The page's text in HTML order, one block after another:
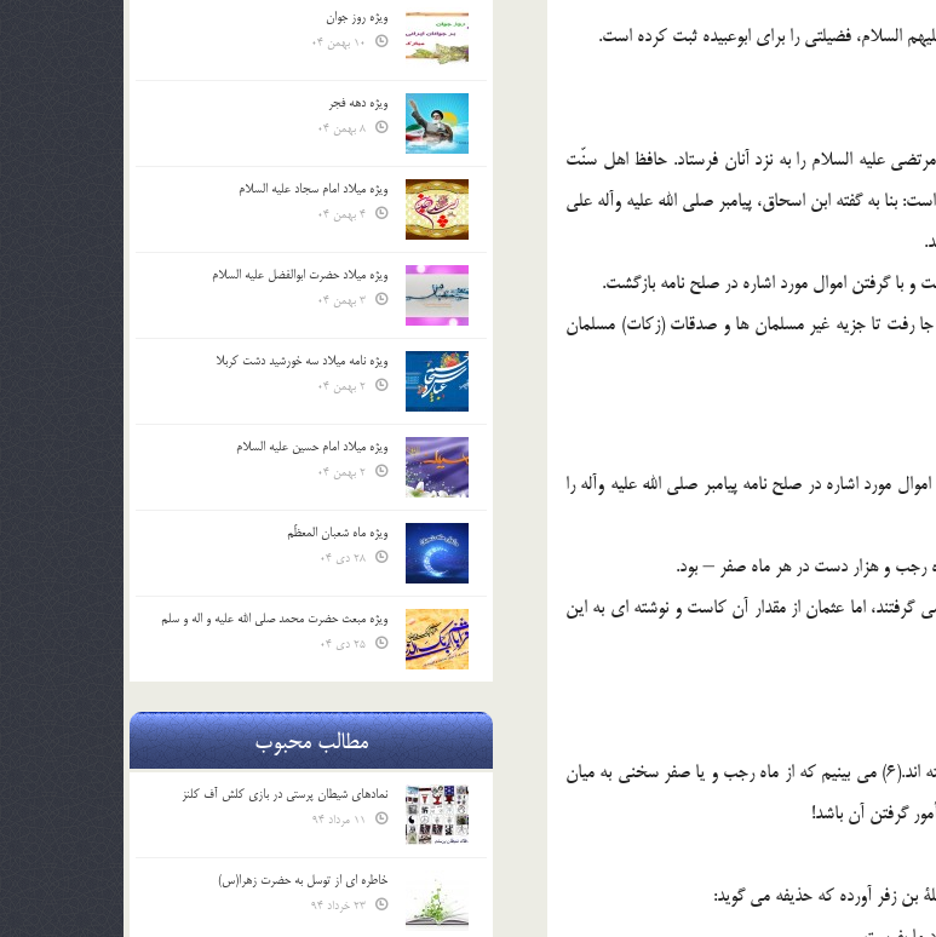
فضیلتى را براى ابوعبیده ثبت کرده است.
علیه السلام را به نزد آنان فرستاد. حافظ اهل سنّت
به گفته ابن اسحاق، پیامبر صلى الله علیه وآله على
و با گرفتن اموال مورد اشاره در صلح نامه بازگشت.
جا رفت تا جزیه غیر مسلمان ها و صدقات (زکات) مسلمان
مورد اشاره در صلح نامه پیامبر صلى الله علیه وآله را
رجب و هزار دست در هر ماه صفر – بود.
گرفتند، اما عثمان از مقدار آن کاست و نوشته اى به این
در ادامه باید گفت: دو فرد مذکور در روزهاى آخر ماه شوّال یا ذى قعده به نجران بازگشته اند.(6) مى بینیم که از ماه رجب و یا صفر سخنى به میان
گرفتن آن باشد!
بن زفر آورده که حذیفه مى گوید:
ویژه روز جوان
ویژه دهه فجر
ویژه میلاد امام سجاد علیه السلام
ویژه میلاد حضرت ابوالفضل علیه السلام
ویژه نامه میلاد سه خورشید دشت کربلا
ویژه میلاد امام حسین علیه السلام
ویژه ماه شعبان المعظّم
ویژه مبعث حضرت محمد صلی الله علیه و اله و سلم
مطالب محبوب
نمادهای شیطان پرستی در بازی کلش آف کلنز
خاطره ای از توسل به حضرت زهرا(س)